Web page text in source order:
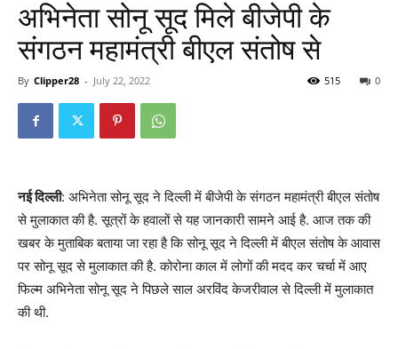
अभिनेता सोनू सूद मिले बीजेपी के
संगठन महामंत्री बीएल संतोष से
By Clipper28 - July 22, 2022 0
515
नई दिल्ली: अभिनेता सोनू सूद ने दिल्ली में बीजेपी के संगठन महामंत्री बीएल संतोष
से मुलाकात की है. सूत्रों के हवालों से यह जानकारी सामने आई है. आज तक की
खबर के मुताबिक बताया जा रहा है कि सोनू सूद ने दिल्ली में बीएल संतोष के आवास
पर सोनू सूद से मुलाकात की है. कोरोना काल में लोगों की मदद कर चर्चा में आए
फिल्म अभिनेता सोनू सूद ने पिछले साल अरविंद केजरीवाल से दिल्ली में मुलाकात
की थी.